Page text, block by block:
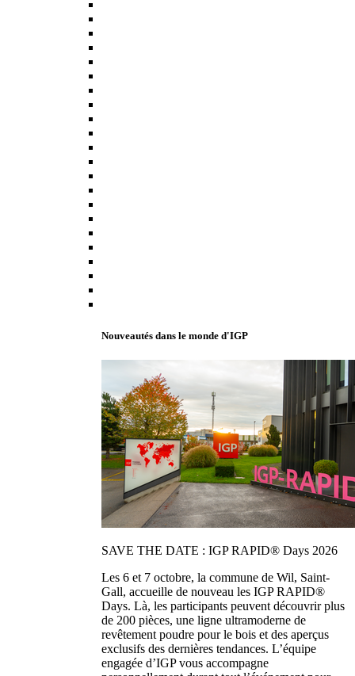
Nouveautés dans le monde d'IGP
SAVE THE DATE : IGP RAPID® Days 2026
Les 6 et 7 octobre, la commune de Wil, Saint-
Gall, accueille de nouveau les IGP RAPID®
Days. Là, les participants peuvent découvrir plus
de 200 pièces, une ligne ultramoderne de
revêtement poudre pour le bois et des aperçus
exclusifs des dernières tendances. L’équipe
engagée d’IGP vous accompagne